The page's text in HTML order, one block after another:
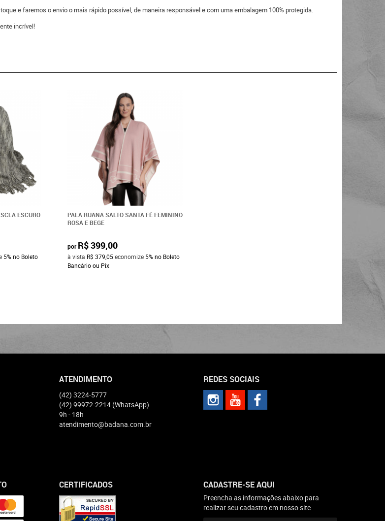
e faremos o envio o mais rápido possível, de maneira responsável e com uma embalagem 100% protegida.
incrível!
ESCURO
5%no Boleto
PALA RUANA SALTO SANTA FÉ FEMININO
ROSA E BEGE
por R$ 399,00
à vista R$ 379,05economize 5% no Boleto
Bancário ou Pix
ATENDIMENTO
(42) 3224-5777
(42) 99972-2214 (WhatsApp)
9h - 18h
atendimento@badana.com.br
REDES SOCIAIS
CERTIFICADOS CADASTRE-SE AQUI
Preencha as informações abaixo para
realizar seu cadastro em nosso site